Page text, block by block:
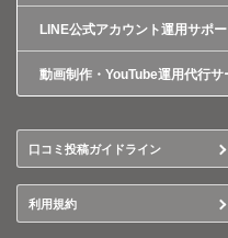
LINE公式アカウント運用サポー
動画制作・YouTube運用代行
口コミ投稿ガイドライン
利用規約